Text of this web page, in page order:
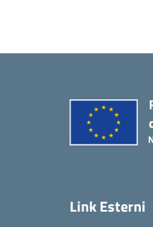
Link Esterni